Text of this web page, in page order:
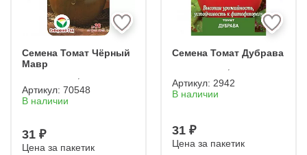
Семена Томат Чёрный
Мавр
Артикул: 70548
В наличии
31 ₽
Цена за пакетик
Семена Томат Дубрава
Артикул: 2942
В наличии
31 ₽
Цена за пакетик